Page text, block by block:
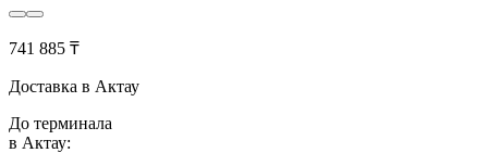
741 885 ₸
Доставка в Актау
До терминала
в Актау: